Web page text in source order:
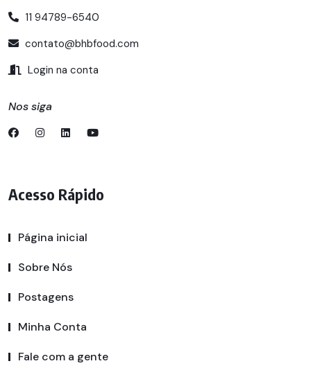
11 94789-6540
contato@bhbfood.com
Login na conta
Nos siga
Acesso Rápido
Página inicial
Sobre Nós
Postagens
Minha Conta
Fale com a gente